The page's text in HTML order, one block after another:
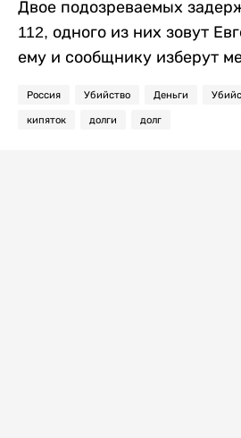
Двое подозреваемых
112, одного из них зовут
ему и сообщнику изберут
Россия Убийство Деньги
кипяток долги долг